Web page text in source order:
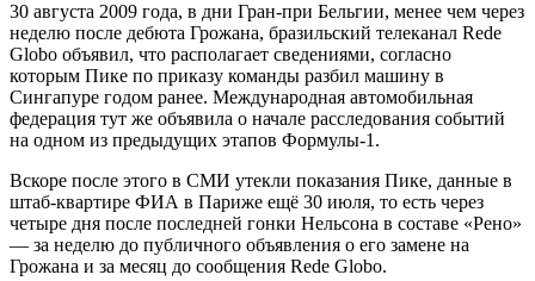
30 августа 2009 года, в дни Гран-при Бельгии, менее чем через
неделю после дебюта Грожана, бразильский телеканал Rede
Globo объявил, что располагает сведениями, согласно
которым Пике по приказу команды разбил машину в
Сингапуре годом ранее. Международная автомобильная
федерация тут же объявила о начале расследования событий
на одном из предыдущих этапов Формулы-1.
Вскоре после этого в СМИ утекли показания Пике, данные в
штаб-квартире ФИА в Париже ещё 30 июля, то есть через
четыре дня после последней гонки Нельсона в составе «Рено»
— за неделю до публичного объявления о его замене на
Грожана и за месяц до сообщения Rede Globo.